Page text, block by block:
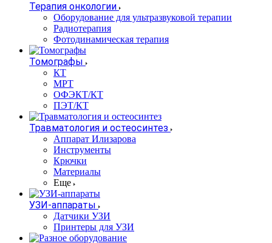
Терапия онкологии
Оборудование для ультразвуковой терапии
Радиотерапия
Фотодинамическая терапия
Томографы
КТ
МРТ
ОФЭКТ/КТ
ПЭТ/КТ
Травматология и остеосинтез
Аппарат Илизарова
Инструменты
Крючки
Материалы
Еще
УЗИ-аппараты
Датчики УЗИ
Принтеры для УЗИ